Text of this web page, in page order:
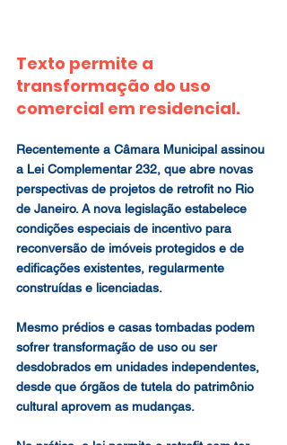
Texto permite a
transformação do uso
comercial em residencial.
Recentemente a Câmara Municipal assinou
a Lei Complementar 232, que abre novas
perspectivas de projetos de retrofit no Rio
de Janeiro. A nova legislação estabelece
condições especiais de incentivo para
reconversão de imóveis protegidos e de
edificações existentes, regularmente
construídas e licenciadas.
Mesmo prédios e casas tombadas podem
sofrer transformação de uso ou ser
desdobrados em unidades independentes,
desde que órgãos de tutela do patrimônio
cultural aprovem as mudanças.